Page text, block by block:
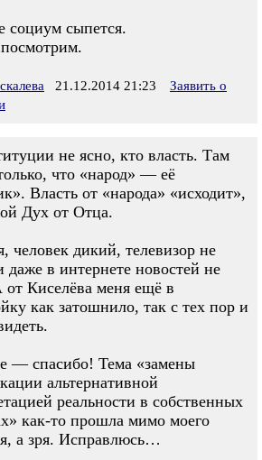
социум сыпется.
21.12.2014 21:23
Заявить о
не ясно, кто власть. Там
что «народ» — её
Власть от «народа» «исходит»,
Дух от Отца.
человек дикий, телевизор не
даже в интернете новостей не
Киселёва меня ещё в
как затошнило, так с тех пор и
— спасибо! Тема «замены
альтернативной
реальности в собственных
как-то прошла мимо моего
а зря. Исправлюсь…